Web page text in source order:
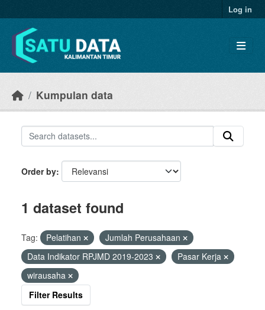
Log in
Kumpulan data
Order by
1 dataset found
Tag: Pelatihan
Jumlah Perusahaan
Data Indikator RPJMD 2019-2023
Pasar Kerja
wirausaha
Filter Results